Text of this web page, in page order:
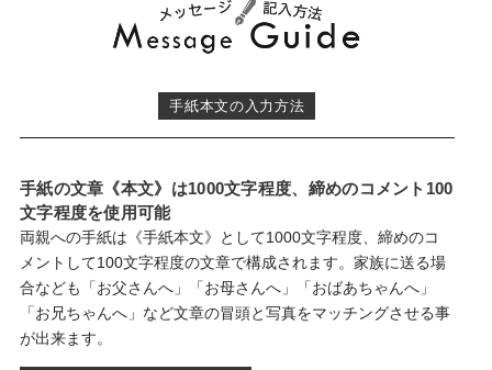
手紙本文の入力方法
手紙の文章《本文》は1000文字程度、締めのコメント100
文字程度を使用可能
両親への手紙は《手紙本文》として1000文字程度、締めのコ
メントして100文字程度の文章で構成されます。家族に送る場
合なども「お父さんへ」「お母さんへ」「おばあちゃんへ」
「お兄ちゃんへ」など文章の冒頭と写真をマッチングさせる事
が出来ます。